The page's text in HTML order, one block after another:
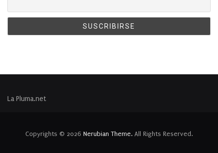
La Pluma.net
Copyrights © 2026 Nerubian Theme. All Rights Reserved.